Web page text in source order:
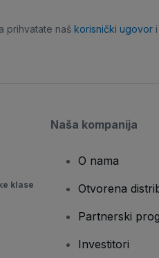
prihvatate naš korisnički ugovori
klase
Naša kompanija
O nama
Otvorena
Partnerski
Investitori